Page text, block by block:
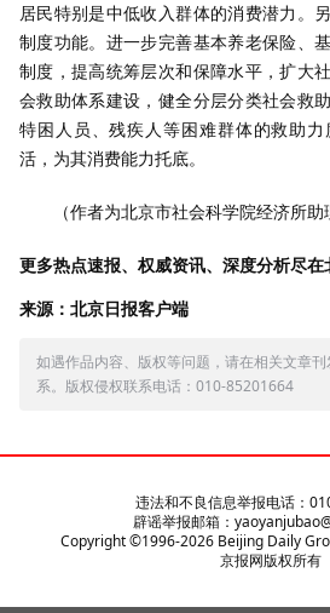
居民特别是中低收入群体的消费潜力。
制度功能。进一步完善基本养老保险、
制度，提高统筹层次和保障水平，扩大
会救助体系建设，健全分层分类社会救
特困人员、残疾人等困难群体的救助
活，为其消费能力托底。
（作者为北京市社会科学院经济所助
更多热点速报、权威资讯、深度分析尽
来源：北京日报客户端
如遇作品内容、版权等问题，请在相关文章
系。版权侵权联系电话：010-85201664
违法和不良信息举报电话：
辟谣举报邮箱：
Copyright ©1996-2026Beijing Daily
京报网版权所有